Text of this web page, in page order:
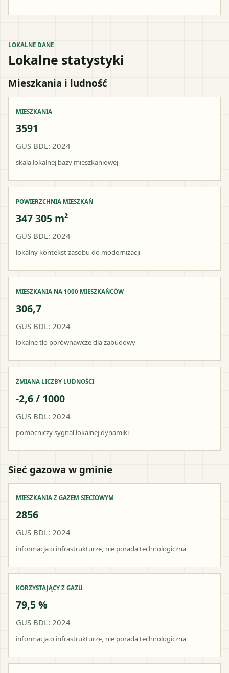
LOKALNE DANE
Lokalne statystyki
Mieszkania i ludność
MIESZKANIA
3591
GUS BDL: 2024
skala lokalnej bazy mieszkaniowej
POWIERZCHNIA MIESZKAŃ
347 305 m²
GUS BDL: 2024
lokalny kontekst zasobu do modernizacji
MIESZKANIA NA 1000 MIESZKAŃCÓW
306,7
GUS BDL: 2024
lokalne tło porównawcze dla zabudowy
ZMIANA LICZBY LUDNOŚCI
-2,6 / 1000
GUS BDL: 2024
pomocniczy sygnał lokalnej dynamiki
Sieć gazowa w gminie
MIESZKANIA Z GAZEM SIECIOWYM
2856
GUS BDL: 2024
informacja o infrastrukturze, nie porada technologiczna
KORZYSTAJĄCY Z GAZU
79,5 %
GUS BDL: 2024
informacja o infrastrukturze, nie porada technologiczna